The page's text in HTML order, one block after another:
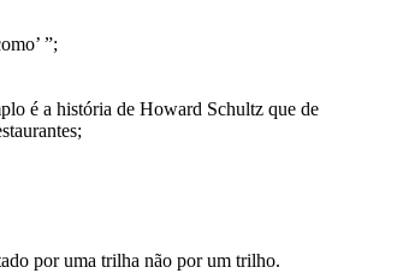
”;
é a história de Howard Schultz que de
por uma trilha não por um trilho.